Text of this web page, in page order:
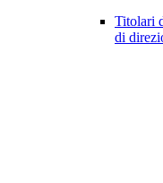
Titolari
di